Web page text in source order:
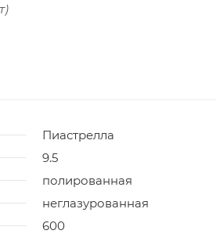
Пиастрелла
9.5
полированная
неглазурованная
600